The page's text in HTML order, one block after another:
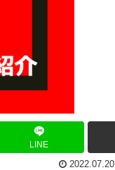
LINE
2022.07.20